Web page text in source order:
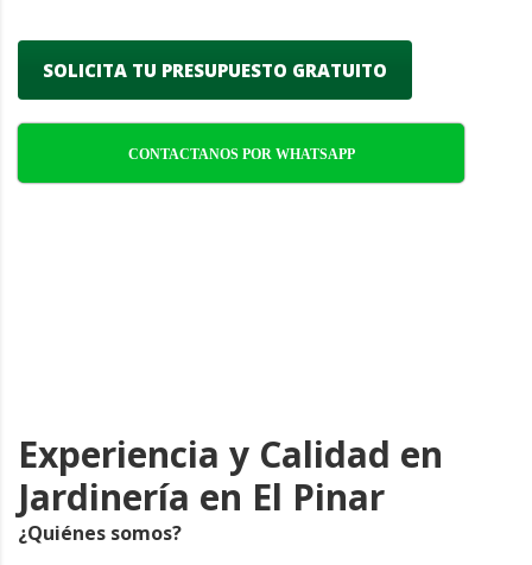
SOLICITA TU PRESUPUESTO GRATUITO
CONTACTANOS POR WHATSAPP
Experiencia y Calidad en
Jardinería en El Pinar
¿Quiénes somos?